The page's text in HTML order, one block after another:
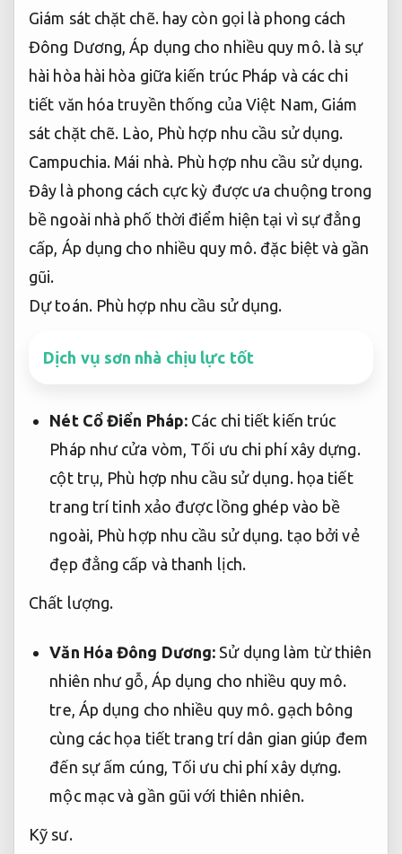
Giám sát chặt chẽ.hay còn gọi là phong cách
Đông Dương,Áp dụng cho nhiều quy mô.là sự
hài hòa hài hòa giữa kiến trúc Pháp và các chi
tiết văn hóa truyền thống của Việt Nam, Giám
sát chặt chẽ. Lào, Phù hợp nhu cầu sử dụng.
Campuchia. Mái nhà. Phù hợp nhu cầu sử dụng.
Đây là phong cách cực kỳ được ưa chuộng trong
bề ngoài nhà phố thời điểm hiện tại vì sự đẳng
cấp, Áp dụng cho nhiều quy mô. đặc biệt và gần
gũi.
Dự toán. Phù hợp nhu cầu sử dụng.
Dịch vụ sơn nhà chịu lực tốt
Nét Cổ Điển Pháp: Các chi tiết kiến trúc
Pháp như cửa vòm, Tối ưu chi phí xây dựng.
cột trụ, Phù hợp nhu cầu sử dụng. họa tiết
trang trí tinh xảo được lồng ghép vào bề
ngoài, Phù hợp nhu cầu sử dụng. tạo bởi vẻ
đẹp đẳng cấp và thanh lịch.
Chất lượng.
Văn Hóa Đông Dương: Sử dụng làm từ thiên
nhiên như gỗ, Áp dụng cho nhiều quy mô.
tre, Áp dụng cho nhiều quy mô. gạch bông
cùng các họa tiết trang trí dân gian giúp đem
đến sự ấm cúng, Tối ưu chi phí xây dựng.
mộc mạc và gần gũi với thiên nhiên.
Kỹ sư.